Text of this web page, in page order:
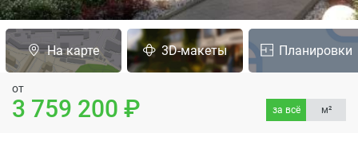
На карте 3D-макеты Планировки
от
3 759 200 за всё м²